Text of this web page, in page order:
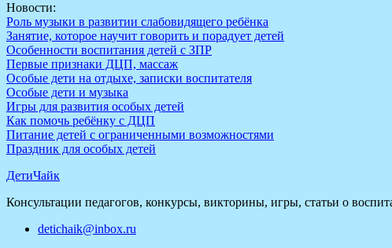
Новости:
Роль музыки в развитии слабовидящего ребёнка
Занятие, которое научит говорить и порадует детей
Особенности воспитания детей с ЗПР
Первые признаки ДЦП, массаж
Особые дети на отдыхе, записки воспитателя
Особые дети и музыка
Игры для развития особых детей
Как помочь ребёнку с ДЦП
Питание детей с ограниченными возможностями
Праздник для особых детей
ДетиЧайк
Консультации педагогов, конкурсы, викторины, игры, статьи о
detichaik@inbox.ru